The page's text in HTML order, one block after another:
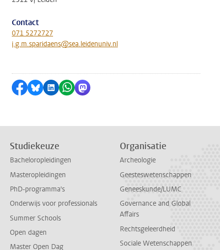
Contact
071 5272727
j.g.m.sparidaens@sea.leidenuniv.nl
Delen op Facebook
Delen via Bluesky
Delen op LinkedIn
Delen via WhatsApp
Delen via Mastodon
Studiekeuze
Bacheloropleidingen
Masteropleidingen
PhD-programma's
Onderwijs voor professionals
Summer Schools
Open dagen
Master Open Dag
Organisatie
Archeologie
Geesteswetenschappen
Geneeskunde/LUMC
Governance and Global
Affairs
Rechtsgeleerdheid
Sociale Wetenschappen